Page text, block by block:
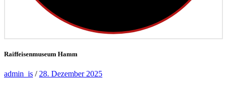
Raiffeisenmuseum Hamm
admin_is / 28. Dezember 2025